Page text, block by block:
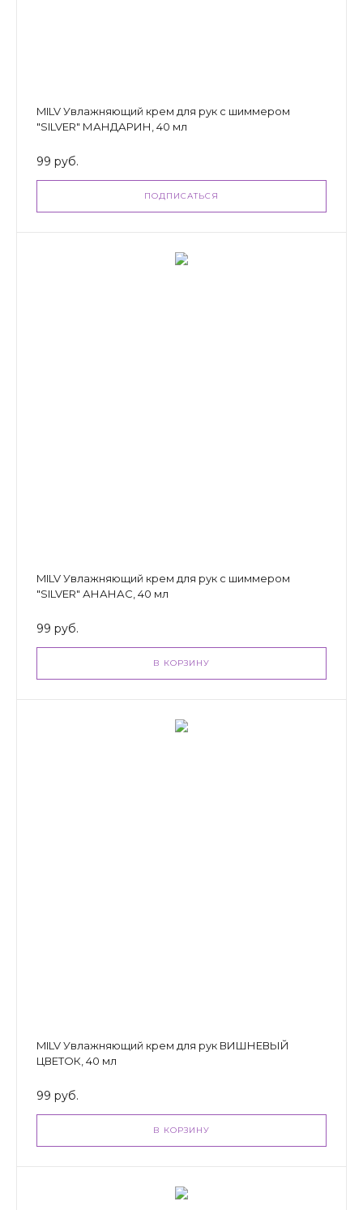
MILV Увлажняющий крем для рук с шиммером
"SILVER" МАНДАРИН, 40 мл
99 руб.
ПОДПИСАТЬСЯ
MILV Увлажняющий крем для рук с шиммером
"SILVER" АНАНАС, 40 мл
99 руб.
В КОРЗИНУ
MILV Увлажняющий крем для рук ВИШНЕВЫЙ
ЦВЕТОК, 40 мл
99 руб.
В КОРЗИНУ